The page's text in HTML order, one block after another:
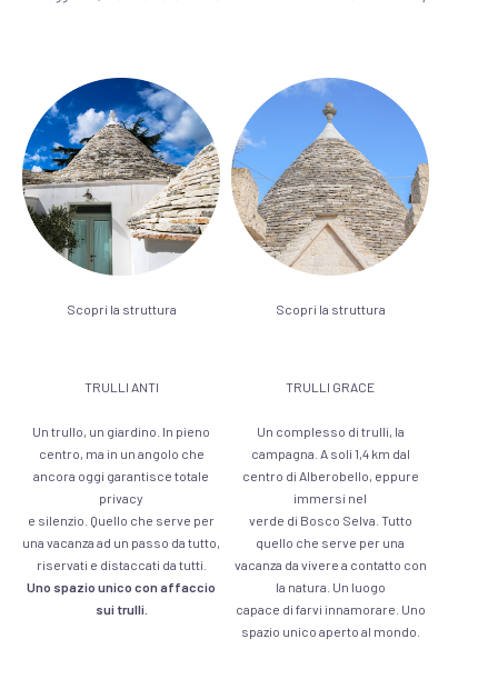
Scopri la struttura Scopri la struttura
TRULLI ANTI
Un trullo, un giardino. In pieno
centro, ma in un angolo che
ancora oggi garantisce totale
privacy
e silenzio. Quello che serve per
una vacanza ad un passo da tutto,
riservati e distaccati da tutti.
Uno spazio unico con affaccio
sui trulli.
TRULLI GRACE
Un complesso di trulli, la
campagna. A soli 1,4 km dal
centro di Alberobello, eppure
immersi nel
verde di Bosco Selva. Tutto
quello che serve per una
vacanza da vivere a contatto con
la natura. Un luogo
capace di farvi innamorare. Uno
spazio unico aperto al mondo.